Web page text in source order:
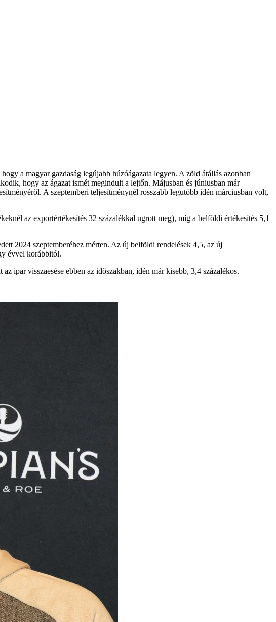
a magyar gazdaság legújabb húzóágazata legyen. A zöld átállás azonban
hogy az ágazat ismét megindult a lejtőn. Májusban és júniusban már
A szeptemberi teljesítménynél rosszabb legutóbb idén márciusban volt,
az exportértékesítés 32 százalékkal ugrott meg), míg a belföldi értékesítés 5,1
2024 szeptemberéhez mérten. Az új belföldi rendelések 4,5, az új
évvel korábbitól.
ipar visszaesése ebben az időszakban, idén már kisebb, 3,4 százalékos.